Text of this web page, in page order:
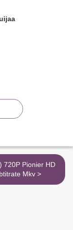
720P Pionier HD
Subtitrate Mkv >